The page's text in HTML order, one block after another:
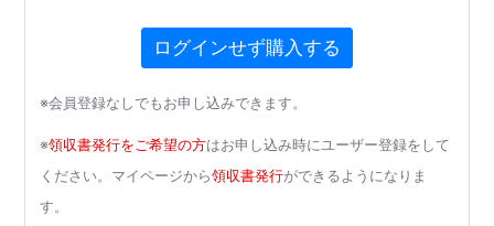
ログインせず購入する
※会員登録なしでもお申し込みできます。
※領収書発行をご希望の方はお申し込み時にユーザー登録をして
ください。マイページから領収書発行ができるようになりま
す。